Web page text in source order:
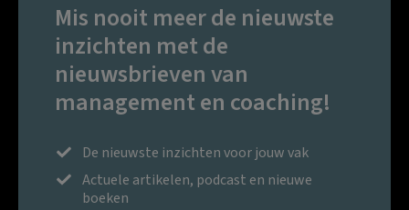
Mis nooit meer de nieuwste
inzichten met de
nieuwsbrieven van
management en coaching!
De nieuwste inzichten voor jouw vak
Actuele artikelen, podcast en nieuwe
boeken